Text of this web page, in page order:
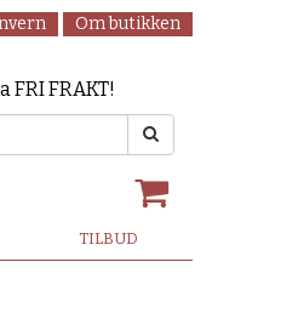
Om butikken
FRI FRAKT!
TILBUD